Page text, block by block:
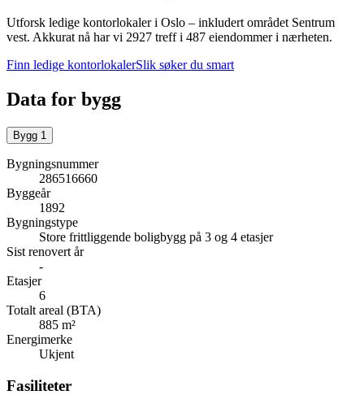
Utforsk ledige kontorlokaler i Oslo – inkludert området Sentrum
vest. Akkurat nå har vi 2927 treff i 487 eiendommer i nærheten.
Finn ledige kontorlokalerSlik søker du smart
Data for bygg
Bygg 1
Bygningsnummer
286516660
Byggeår
1892
Bygningstype
Store frittliggende boligbygg på 3 og 4 etasjer
Sist renovert år
-
Etasjer
6
Totalt areal (BTA)
885 m²
Energimerke
Ukjent
Fasiliteter